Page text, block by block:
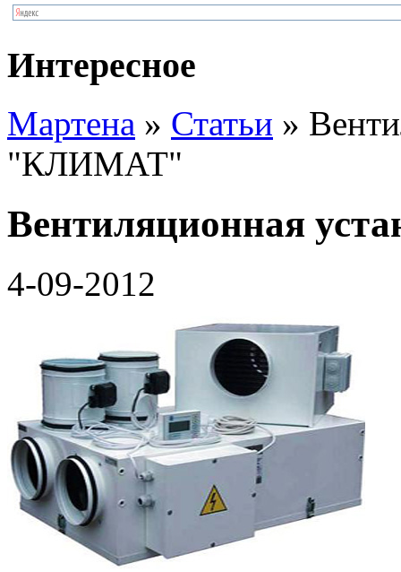
Интересное
Мартена » Статьи »
"КЛИМАТ"
Вентиляционная
4-09-2012